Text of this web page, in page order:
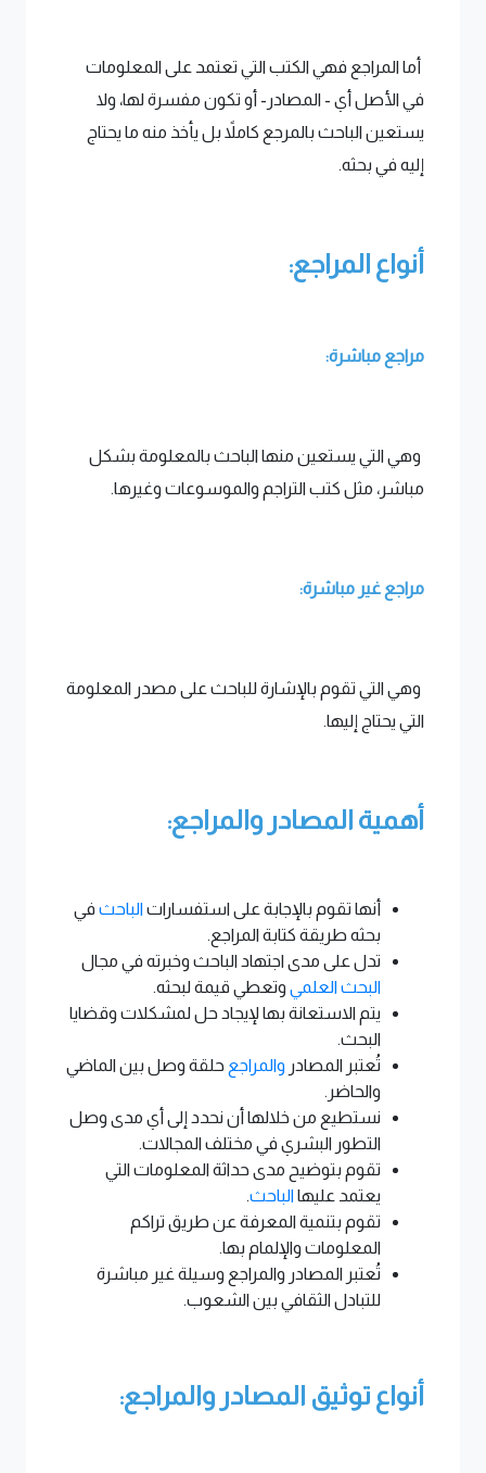
أما المراجع فهي الكتب التي تعتمد على المعلومات
في الأصل أي - المصادر- أو تكون مفسرة لها، ولا
يستعين الباحث بالمرجع كاملاً بل يأخذ منه ما يحتاج
إليه في بحثه.
أنواع المراجع:
مراجع مباشرة:
وهي التي يستعين منها الباحث بالمعلومة بشكل
مباشر، مثل كتب التراجم والموسوعات وغيرها.
مراجع غير مباشرة:
وهي التي تقوم بالإشارة للباحث على مصدر المعلومة
التي يحتاج إليها.
أهمية المصادر والمراجع:
أنها تقوم بالإجابة على استفساراتالباحث في
بحثه طريقة كتابة المراجع.
تدل على مدى اجتهاد الباحث وخبرته في مجال
البحث العلمي وتعطي قيمة لبحثه.
يتم الاستعانة بها لإيجاد حل لمشكلات وقضايا
البحث.
تُعتبر المصادر والمراجع حلقة وصل بين الماضي
والحاضر.
نستطيع من خلالها أن نحدد إلى أي مدى وصل
التطور البشري في مختلف المجالات.
تقوم بتوضيح مدى حداثة المعلومات التي
يعتمد عليهاالباحث.
تقوم بتنمية المعرفة عن طريق تراكم
المعلومات والإلمام بها.
تُعتبر المصادر والمراجع وسيلة غير مباشرة
للتبادل الثقافي بين الشعوب.
أنواع توثيق المصادر والمراجع: